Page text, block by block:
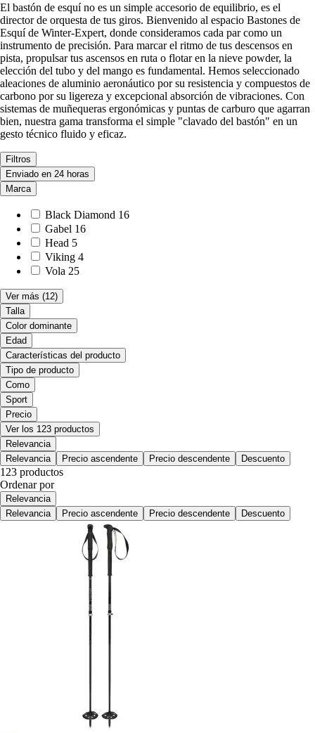
El bastón de esquí no es un simple accesorio de equilibrio, es el
director de orquesta de tus giros. Bienvenido al espacio Bastones de
Esquí de Winter-Expert, donde consideramos cada par como un
instrumento de precisión. Para marcar el ritmo de tus descensos en
pista, propulsar tus ascensos en ruta o flotar en la nieve powder, la
elección del tubo y del mango es fundamental. Hemos seleccionado
aleaciones de aluminio aeronáutico por su resistencia y compuestos de
carbono por su ligereza y excepcional absorción de vibraciones. Con
sistemas de muñequeras ergonómicas y puntas de carburo que agarran
bien, nuestra gama transforma el simple "clavado del bastón" en un
gesto técnico fluido y eficaz.
Filtros
Enviado en 24 horas
Marca
Black Diamond 16
Gabel 16
Head 5
Viking 4
Vola 25
Ver más (12)
Talla
Color dominante
Edad
Características del producto
Tipo de producto
Como
Sport
Precio
Ver los 123 productos
Relevancia
Relevancia
Precio ascendente Precio descendente Descuento
123 productos
Ordenar por
Relevancia
Relevancia
Precio ascendente Precio descendente Descuento